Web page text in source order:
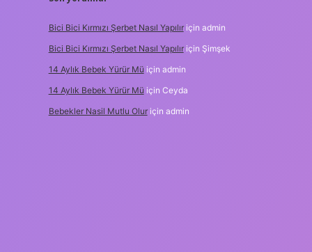
Bici Bici Kırmızı Şerbet Nasıl Yapılıriçin admin
Bici Bici Kırmızı Şerbet Nasıl Yapılıriçin Şimşek
14 Aylık Bebek Yürür Mü için admin
14 Aylık Bebek Yürür Mü için Ceyda
Bebekler Nasil Mutlu Oluriçin admin